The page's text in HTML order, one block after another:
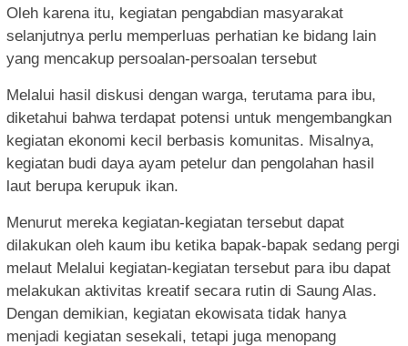
Oleh karena itu, kegiatan pengabdian masyarakat
selanjutnya perlu memperluas perhatian ke bidang lain
yang mencakup persoalan-persoalan tersebut
Melalui hasil diskusi dengan warga, terutama para ibu,
diketahui bahwa terdapat potensi untuk mengembangkan
kegiatan ekonomi kecil berbasis komunitas. Misalnya,
kegiatan budi daya ayam petelur dan pengolahan hasil
laut berupa kerupuk ikan.
Menurut mereka kegiatan-kegiatan tersebut dapat
dilakukan oleh kaum ibu ketika bapak-bapak sedang pergi
melaut Melalui kegiatan-kegiatan tersebut para ibu dapat
melakukan aktivitas kreatif secara rutin di Saung Alas.
Dengan demikian, kegiatan ekowisata tidak hanya
menjadi kegiatan sesekali, tetapi juga menopang